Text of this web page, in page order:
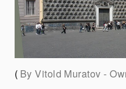
( By Vitold Muratov -